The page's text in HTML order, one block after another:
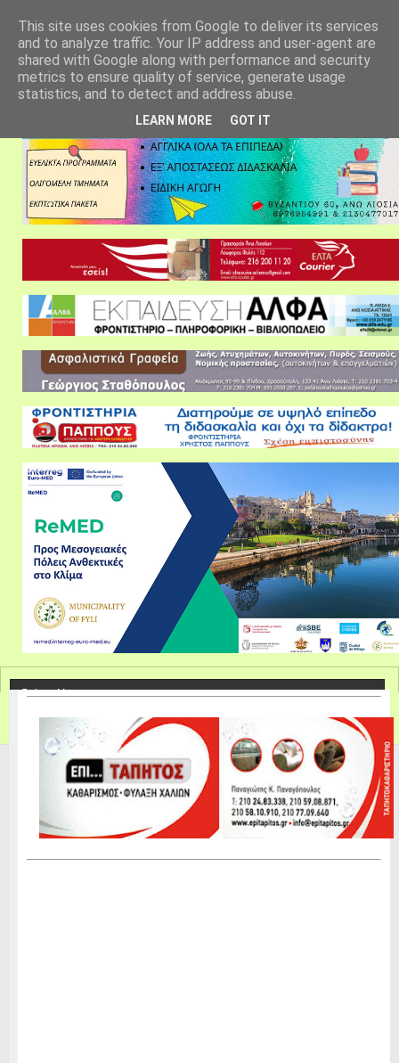
This site uses cookies from Google to deliver its services
and to analyze traffic. Your IP address and user-agent are
shared with Google along with performance and security
metrics to ensure quality of service, generate usage
statistics, and to detect and address abuse.
LEARN MORE GOT IT